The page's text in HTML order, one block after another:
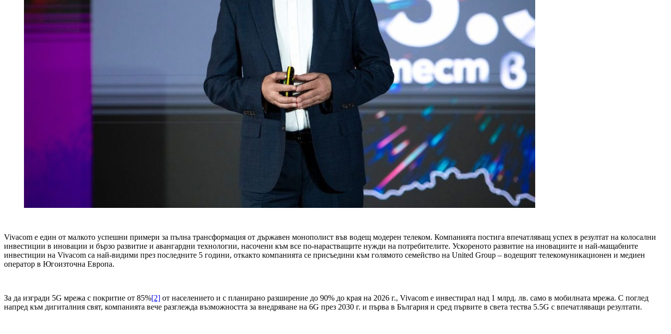
Vivacom е един от малкото успешни примери за пълна трансформация от държавен монополист във водещ модерен телеком. Компанията постига впечатляващ успех в резултат на колосални
инвестиции в иновации и бързо развитие и авангардни технологии, насочени към все по-нарастващите нужди на потребителите. Ускореното развитие на иновациите и най-мащабните
инвестиции на Vivacom са най-видими през последните 5 години, откакто компанията се присъедини към голямото семейство на United Group – водещият телекомуникационен и медиен
оператор в Югоизточна Европа.
За да изгради 5G мрежа с покритие от 85%[2] от населението и с планирано разширение до 90% до края на 2026 г., Vivacom е инвестирал над 1 млрд. лв. само в мобилната мрежа. С поглед
напред към дигиталния свят, компанията вече разглежда възможността за внедряване на 6G през 2030 г. и първа в България и сред първите в света тества 5.5G с впечатляващи резултати.